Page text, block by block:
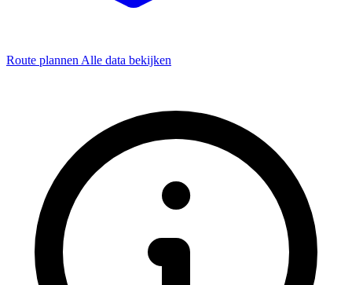
Route plannenAlle data bekijken